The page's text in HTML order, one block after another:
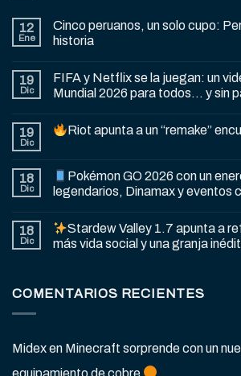
12
Ene
Cinco peruanos, un solo cupo:
historia
19
Dic
FIFA y Netflix se la juegan: un
Mundial 2026 para todos… y sin
19
Dic
Riot apunta a un “remake”
18
Dic
Pokémon GO 2026 con un
legendarios, Dinamax y eventos
18
Dic
Stardew Valley 1.7 apunta a
más vida social y una granja
COMENTARIOS RECIENTES
Midexen Minecraft sorprende con un
equipamiento de cobre